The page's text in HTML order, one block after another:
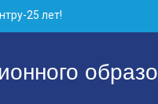
25 лет!